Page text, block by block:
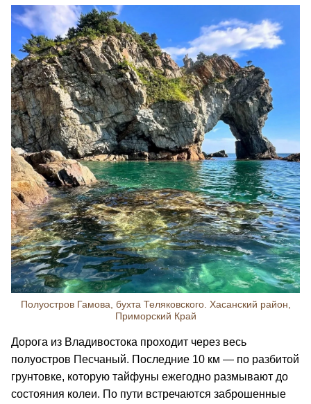
Полуостров Гамова, бухта Теляковского. Хасанский район,
Приморский Край
Дорога из Владивостока проходит через весь
полуостров Песчаный. Последние 10 км — по разбитой
грунтовке, которую тайфуны ежегодно размывают до
состояния колеи. По пути встречаются заброшенные